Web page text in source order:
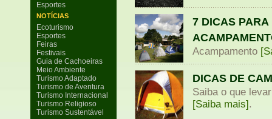
Esportes
NOTÍCIAS
Ecoturismo
Esportes
Feiras
Festivais
Guia de Cachoeiras
Meio Ambiente
Turismo Adaptado
Turismo de Aventura
Turismo Internacional
Turismo Religioso
Turismo Sustentável
7 DICAS
Acampamento
DICAS DE
Saiba o que
[Saiba mais].